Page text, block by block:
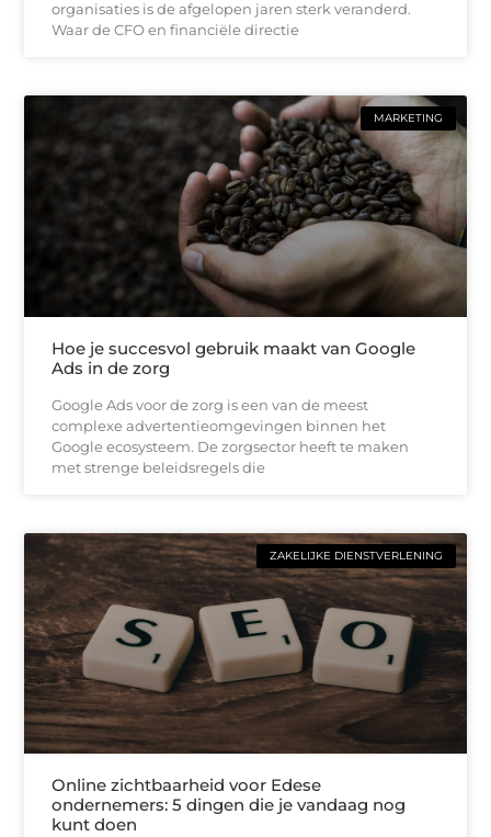
organisaties is de afgelopen jaren sterk veranderd.
Waar de CFO en financiële directie
MARKETING
Hoe je succesvol gebruik maakt van Google
Ads in de zorg
Google Ads voor de zorg is een van de meest
complexe advertentieomgevingen binnen het
Google ecosysteem. De zorgsector heeft te maken
met strenge beleidsregels die
ZAKELIJKE DIENSTVERLENING
Online zichtbaarheid voor Edese
ondernemers: 5 dingen die je vandaag nog
kunt doen